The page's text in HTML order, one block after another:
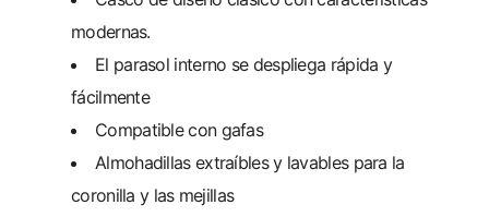
modernas.
El parasol interno se despliega rápida y
fácilmente
Compatible con gafas
Almohadillas extraíbles y lavables para la
coronilla y las mejillas